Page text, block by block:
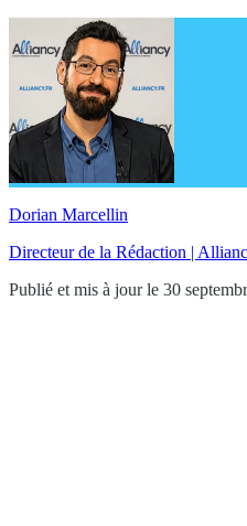
Dorian Marcellin
Directeur de la Rédaction |
Publié et mis à jour le 30